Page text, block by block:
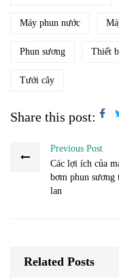
Máy phun nước
Phun sương Thiết
Tưới cây
Share this post:
Previous Post
Các lợi ích của
bơm phun sương
lan
Related Posts